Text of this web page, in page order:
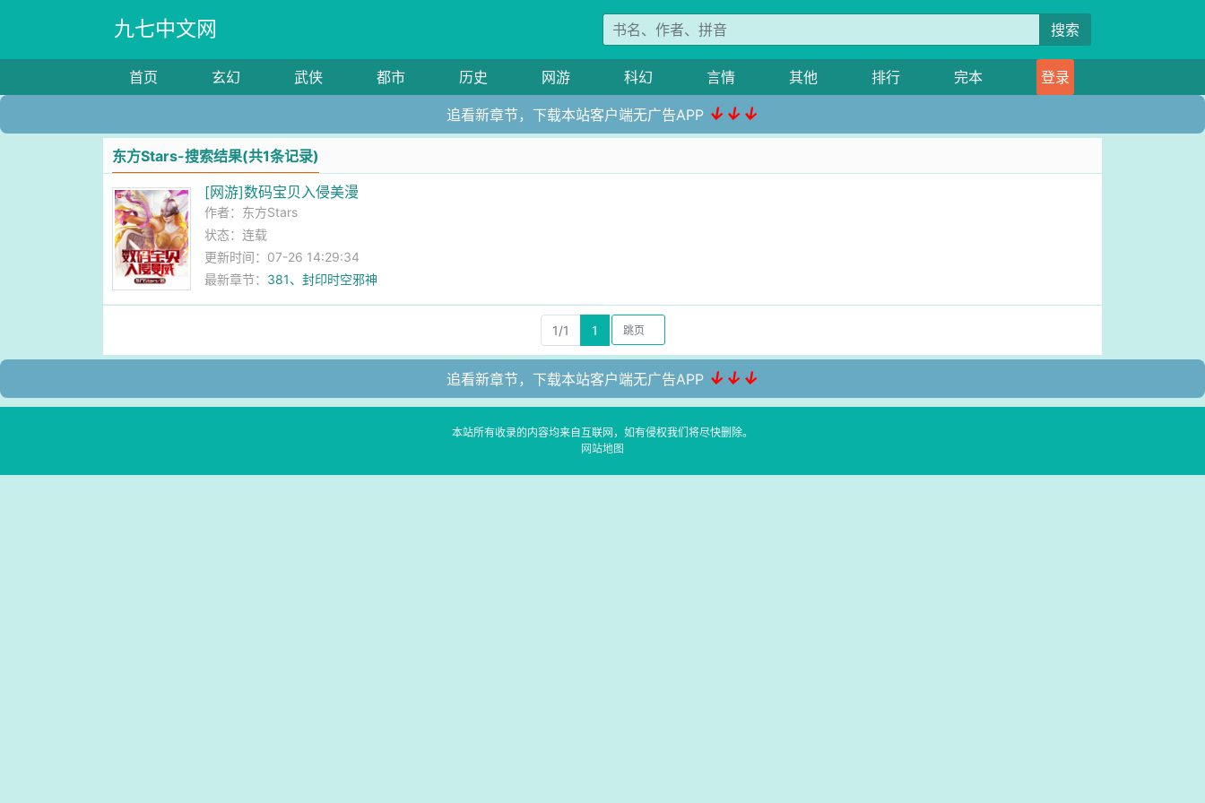
九七中文网 搜索
首页 玄幻 武侠 都市 历史 网游 科幻 言情 其他 排行 完本 登录
追看新章节，下载本站客户端无广告APP ↓↓↓
东方Stars-搜索结果(共1条记录)
[网游]数码宝贝入侵美漫
作者： 东方Stars
状态：连载
更新时间：07-26 14:29:34
最新章节： 381、封印时空邪神
1/1 1
追看新章节，下载本站客户端无广告APP ↓↓↓
本站所有收录的内容均来自互联网，如有侵权我们将尽快删除。
网站地图